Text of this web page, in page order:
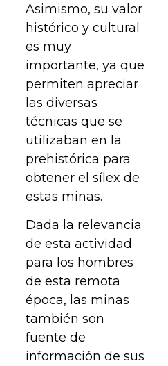
Asimismo, su valor
histórico y cultural
es muy
importante, ya que
permiten apreciar
las diversas
técnicas que se
utilizaban en la
prehistórica para
obtener el sílex de
estas minas.
Dada la relevancia
de esta actividad
para los hombres
de esta remota
época, las minas
también son
fuente de
información de sus